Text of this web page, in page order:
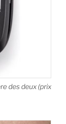
des deux (prix